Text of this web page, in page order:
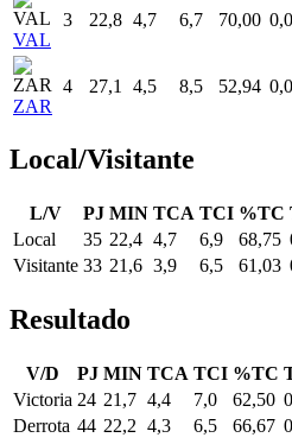
VAL
3 22,8 4,7 6,7 70,00 0,0
ZAR
4 27,1 4,5 8,5 52,94 0,0
Local/Visitante
L/V PJ MIN TCA TCI %TC
Local
35 22,4 4,7 6,9 68,75
Visitante 33 21,6 3,9 6,5 61,03
Resultado
V/D PJ MIN TCA TCI %TC
Victoria 24 21,7 4,4 7,0 62,50
Derrota 44 22,2 4,3 6,5 66,67